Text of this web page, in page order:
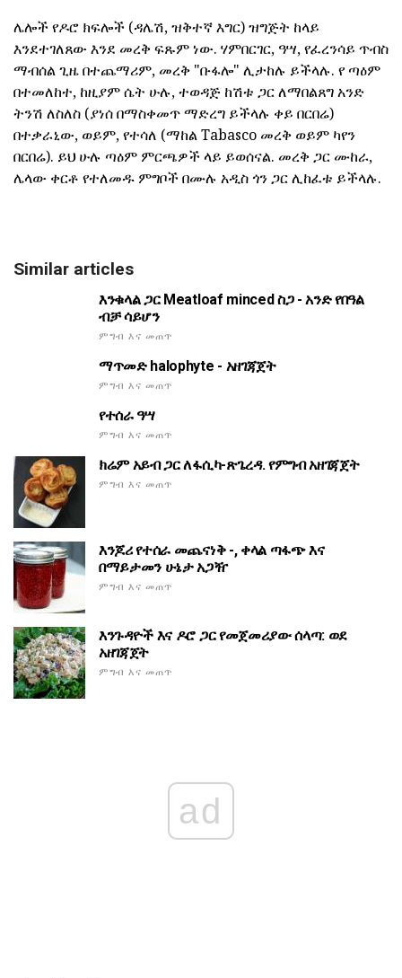
ሌሎች የዶሮ ክፍሎች (ዳሌሽ, ዝቅተኛ እግር) ዝግጅት ከላይ
እንደተገለጸው እንደ መረቅ ፍጹም ነው. ሃምበርገር, ዓሣ, የፈረንሳይ ጥብስ
ማብሰል ጊዜ በተጨማሪም, መረቅ "ቡፋሎ" ሊታከሉ ይችላሉ. የ ጣዕም
በተመለከተ, ከዚያም ሴት ሁሉ, ተወዳጅ ከሽቱ ጋር ለማበልጸግ አንድ
ትንሽ ለስለስ (ያነሰ በማስቀመጥ ማድረግ ይችላሉ ቀይ በርበሬ)
በተቃራኒው, ወይም, የተሳለ (ማከል Tabasco መረቅ ወይም ካየን
በርበሬ). ይህ ሁሉ ጣዕም ምርጫዎች ላይ ይወሰናል. መረቅ ጋር ሙከራ,
ሌላው ቀርቶ የተለመዱ ምግቦች በሙሉ አዲስ ጎን ጋር ሊከፈቱ ይችላሉ.
Similar articles
እንቁላል ጋር Meatloaf minced ስጋ - አንድ የበዓል
ብቻ ሳይሆን
ምግብ እና መጠጥ
ማጥመድ halophyte - አዘገጃጀት
ምግብ እና መጠጥ
የተሰራ ዓሣ
ምግብ እና መጠጥ
ክሬም አይብ ጋር ለፋሲካ-ጽጌረዳ. የምግብ አዘገጃጀት
ምግብ እና መጠጥ
እንጆሪ የተሰራ መጨናነቅ -, ቀላል ጣፋጭ እና
በማይታመን ሁኔታ አጋዥ
ምግብ እና መጠጥ
እንጉዳዮች እና ዶሮ ጋር የመጀመሪያው ሰላጣ: ወደ
አዘገጃጀት
ምግብ እና መጠጥ
ad